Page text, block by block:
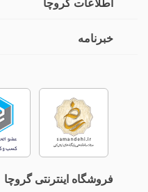
اطلاعات گروچا
خبرنامه
فروشگاه اینترنتی گروچا